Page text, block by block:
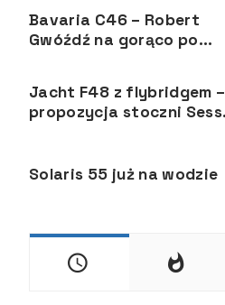
Bavaria C46 – Robert
Gwóźdź na gorąco po
Jacht F48 z flybridgem ­–
propozycja stoczni
Solaris 55 już na wodzie